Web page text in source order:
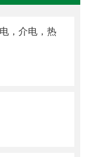
，介电，热